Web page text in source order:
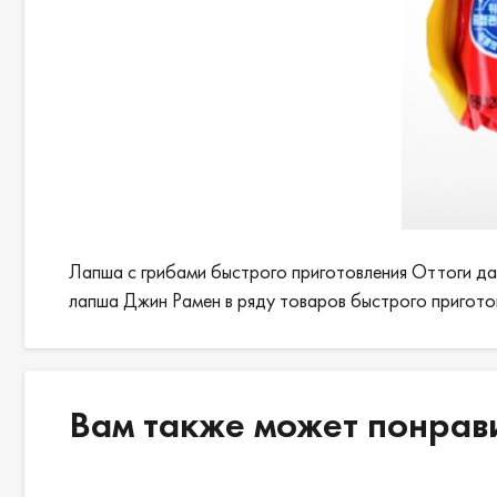
Лапша с грибами быстрого приготовления Оттоги
лапша Джин Рамен в ряду товаров быстрого
Вам также может